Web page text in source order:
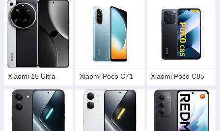
Xiaomi 15 Ultra Xiaomi Poco C71 Xiaomi Poco C85